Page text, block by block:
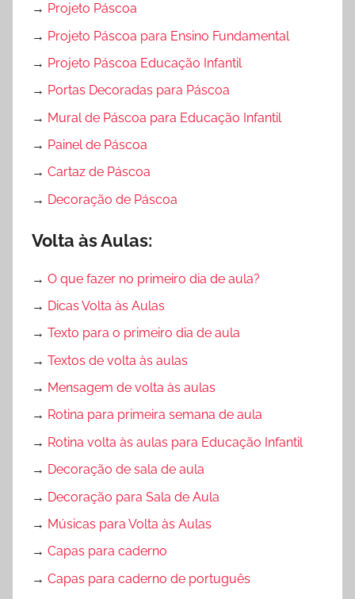
→ Projeto Páscoa
→ Projeto Páscoa para Ensino Fundamental
→ Projeto Páscoa Educação Infantil
→ Portas Decoradas para Páscoa
→ Mural de Páscoa para Educação Infantil
→ Painel de Páscoa
→ Cartaz de Páscoa
→ Decoração de Páscoa
Volta às Aulas:
→ O que fazer no primeiro dia de aula?
→ Dicas Volta às Aulas
→ Texto para o primeiro dia de aula
→ Textos de volta às aulas
→ Mensagem de volta às aulas
→ Rotina para primeira semana de aula
→ Rotina volta às aulas para Educação Infantil
→ Decoração de sala de aula
→ Decoração para Sala de Aula
→ Músicas para Volta às Aulas
→ Capas para caderno
→ Capas para caderno de português